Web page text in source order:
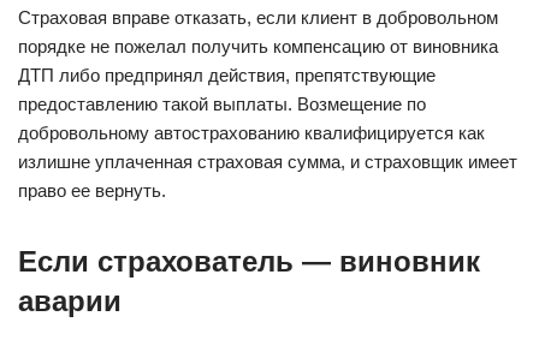
Страховая вправе отказать, если клиент в добровольном
порядке не пожелал получить компенсацию от виновника
ДТП либо предпринял действия, препятствующие
предоставлению такой выплаты. Возмещение по
добровольному автострахованию квалифицируется как
излишне уплаченная страховая сумма, и страховщик имеет
право ее вернуть.
Если страхователь — виновник
аварии